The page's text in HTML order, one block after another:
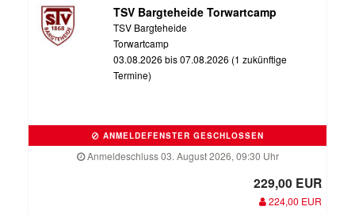
TSV Bargteheide Torwartcamp
TSV Bargteheide
Torwartcamp
03.08.2026 bis 07.08.2026 (1 zukünftige
Termine)
ANMELDEFENSTER GESCHLOSSEN
Anmeldeschluss 03. August 2026, 09:30 Uhr
229,00 EUR
224,00 EUR